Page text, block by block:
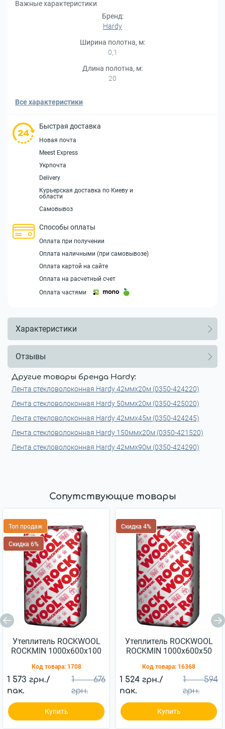
Важные характеристики
Бренд:
Hardy
Ширина полотна, м:
0,1
Длина полотна, м:
20
Все характеристики
Быстрая доставка
Новая почта
Meest Express
Укрпочта
Delivery
Курьерская доставка по Киеву и
области
Самовывоз
Способы оплаты
Оплата при получении
Оплата наличными (при самовывозе)
Оплата картой на сайте
Оплата на расчетный счет
Оплата частями
Характеристики
Отзывы
Другие товары бренда Hardy:
Лента стекловолоконная Hardy 42ммх20м (0350-424220)
Лента стекловолоконная Hardy 50ммх20м (0350-425020)
Лента стекловолоконная Hardy 42ммх45м (0350-424245)
Лента стекловолоконная Hardy 150ммх20м (0350-421520)
Лента стекловолоконная Hardy 42ммх90м (0350-424290)
Сопутствующие товары
Топ продаж
Скидка 6%
Утеплитель ROCKWOOL
ROCKMIN 1000х600х100
Код товара: 1708
1 573 грн./
пак.
1 676
грн.
Купить
Скидка 4%
Утеплитель ROCKWOOL
ROCKMIN 1000х600х50
Код товара: 16368
1 524 грн./
пак.
1 594
грн.
Купить